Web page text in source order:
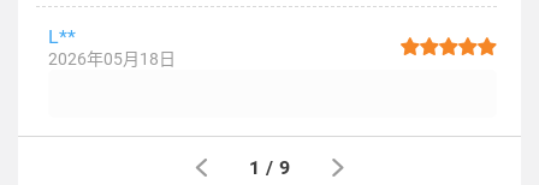
L**
2026年05月18日
1 / 9